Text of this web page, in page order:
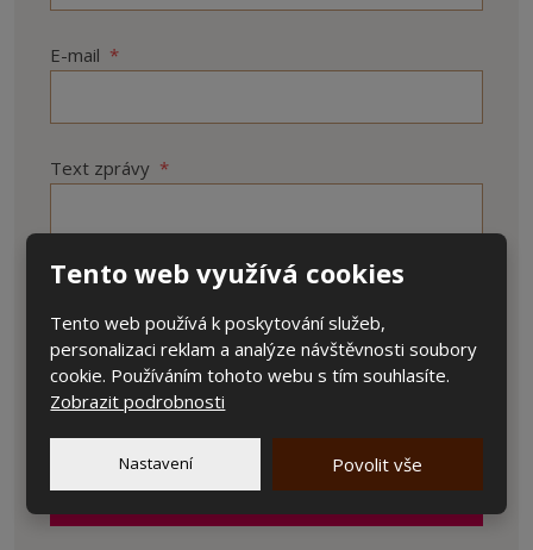
E-mail *
Text zprávy *
Položky označené hvězdičkou (
Souhlasím
zpracováním
osobních
Souhlasím se zpracovánímosobních údajů.
Tento web využívá cookies
Tento web používá k poskytování služeb,
personalizaci reklam a analýze návštěvnosti soubory
cookie. Používáním tohoto webu s tím souhlasíte.
Zobrazit podrobnosti
Nastavení Povolit vše